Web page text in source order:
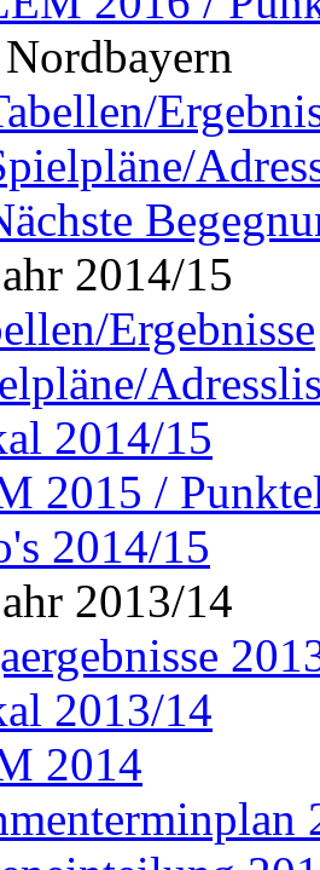
2014/15
Ergebnisse
2014/15
2015 /
2014/15
2013/14
2013/14
2014